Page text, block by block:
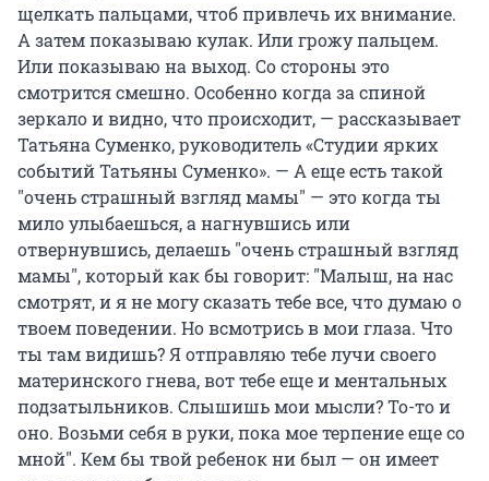
щелкать пальцами, чтоб привлечь их внимание.
А затем показываю кулак. Или грожу пальцем.
Или показываю на выход. Со стороны это
смотрится смешно. Особенно когда за спиной
зеркало и видно, что происходит, — рассказывает
Татьяна Суменко, руководитель «Студии ярких
событий Татьяны Суменко». — А еще есть такой
"очень страшный взгляд мамы" — это когда ты
мило улыбаешься, а нагнувшись или
отвернувшись, делаешь "очень страшный взгляд
мамы", который как бы говорит: "Малыш, на нас
смотрят, и я не могу сказать тебе все, что думаю о
твоем поведении. Но всмотрись в мои глаза. Что
ты там видишь? Я отправляю тебе лучи своего
материнского гнева, вот тебе еще и ментальных
подзатыльников. Слышишь мои мысли? То-то и
оно. Возьми себя в руки, пока мое терпение еще со
мной". Кем бы твой ребенок ни был — он имеет